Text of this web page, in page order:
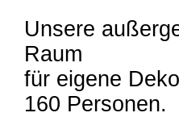
Unsere
Raum
für eigene
160 Personen.